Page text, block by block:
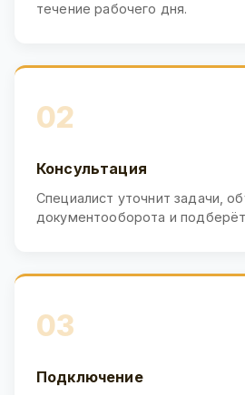
течение рабочего дня.
02
Консультация
Специалист уточнит задачи,
документооборота и
03
Подключение